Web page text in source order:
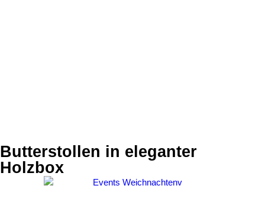
Butterstollen in eleganter
Holzbox